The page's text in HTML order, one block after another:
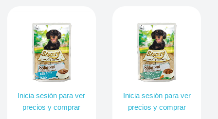
Inicia sesión para ver
precios y comprar
Inicia sesión para ver
precios y comprar